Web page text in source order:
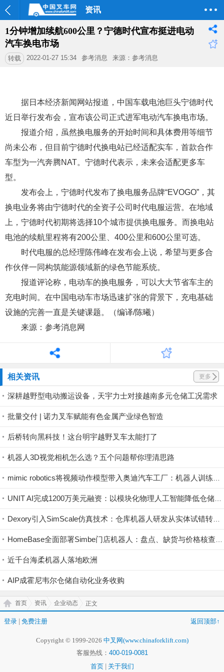
资讯
1分钟增加续航600公里？宁德时代宣布挺进电动
汽车换电市场
转载 2022-01-27 15:34 参考消息 来源：参考消息
据日本经济新闻网站报道，中国车载电池巨头宁德时代
近日举行发布会，宣布该公司正式进军电动汽车换电市场。
报道介绍，虽然换电服务的开始时间和具体费用等细节
尚未公布，但目前宁德时代换电站已经适配实车，首款合作
车型为一汽奔腾NAT。宁德时代表示，未来会适配更多车
型。
发布会上，宁德时代发布了换电服务品牌“EVOGO”，其
换电业务将由宁德时代的全资子公司时代电服运营。在地域
上，宁德时代初期将选择10个城市提供换电服务。而换电站
电池的续航里程将有200公里、400公里和600公里可选。
时代电服的总经理陈伟峰在发布会上说，希望与更多合
作伙伴一同构筑能源领域新的绿色节能系统。
报道评论称，电动车的换电服务，可以大大节省车主的
充电时间。在中国电动车市场迅速扩张的背景下，充电基础
设施的完善一直是关键课题。（编译/陈曦）
来源：参考消息网
相关资讯 更多
深耕越野型电动搬运设备，天宇力士对接越南多元仓储工况需求
批量交付 | 诺力叉车赋能有色金属产业绿色智造
后桥转向黑科技！这台明宇越野叉车太能打了
机器人3D视觉相机怎么选？五个问题帮你理清思路
近千台海柔机器人落地欧洲
AIP成霍尼韦尔仓储自动化业务收购
首页 资讯 企业动态 正文
登录 免费注册 返回顶部↑
Copyright © 1999-2026 中叉网(www.chinaforklift.com)
客服热线： 400-019-0081
首页
关于我们